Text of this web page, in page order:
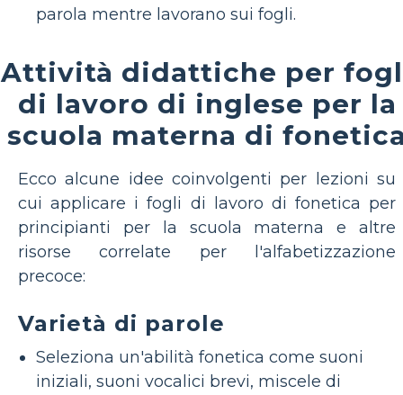
parola mentre lavorano sui fogli.
Attività didattiche per
di lavoro di inglese per la
scuola materna di
Ecco alcune idee coinvolgenti per lezioni su
cui applicare i fogli di lavoro di fonetica per
principianti per la scuola materna e altre
risorse correlate per l'alfabetizzazione
precoce:
Varietà di parole
Seleziona un'abilità fonetica come suoni
iniziali, suoni vocalici brevi, miscele di